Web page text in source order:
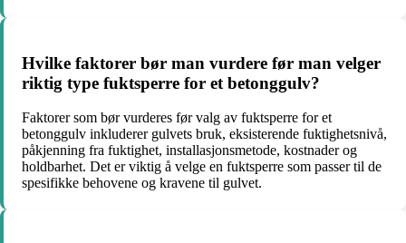
Hvilke faktorer bør man vurdere før man velger
riktig type fuktsperre for et betonggulv?
Faktorer som bør vurderes før valg av fuktsperre for et
betonggulv inkluderer gulvets bruk, eksisterende fuktighetsnivå,
påkjenning fra fuktighet, installasjonsmetode, kostnader og
holdbarhet. Det er viktig å velge en fuktsperre som passer til de
spesifikke behovene og kravene til gulvet.